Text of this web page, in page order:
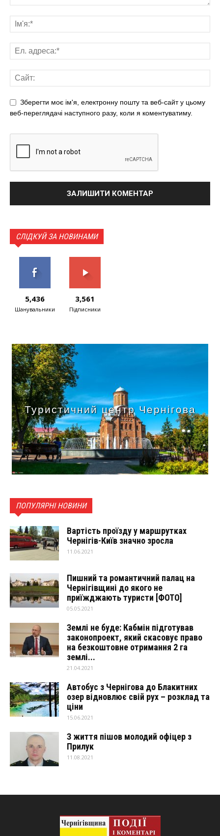
Зберегти моє ім'я, електронну пошту та веб-сайт у цьому
веб-переглядачі наступного разу, коли я коментуватиму.
СЛІДКУЙ ЗА НОВИНАМИ
5,436
Шанувальники
3,561
Підписники
Туристичний центр Чернігова
ПОПУЛЯРНІ НОВИНИ
Вартість проїзду у маршрутках
Чернігів-Київ значно зросла
11.06.2021
Пишний та романтичний палац на
Чернігівщині до якого не
приїжджають туристи [ФОТО]
05.05.2021
Землі не буде: Кабмін підготував
законопроект, який скасовує право
на безкоштовне отримання 2 га
землі...
21.04.2021
Автобус з Чернігова до Блакитних
озер відновлює свій рух – розклад та
ціни
15.06.2021
З життя пішов молодий офіцер з
Прилук
11.08.2021